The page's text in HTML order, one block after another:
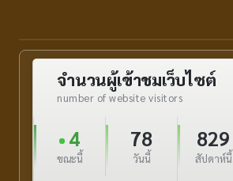
จำนวนผู้เข้าชมเว็บไซต์
number of website visitors
4
ขณะนี้
78
วันนี้
829
สัปดาห์นี้